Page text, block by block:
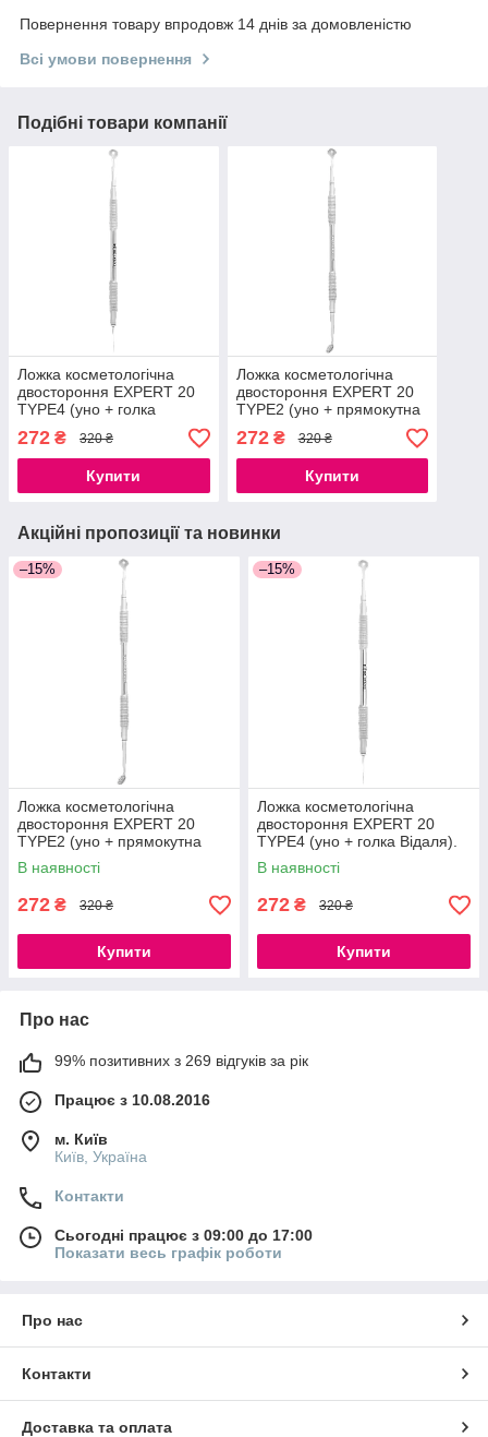
Повернення товару впродовж 14 днів за домовленістю
Всі умови повернення
Подібні товари компанії
Ложка косметологічна
двостороння EXPERT 20
TYPE4 (уно + голка
Відаля).
272 ₴ 320 ₴
Купити
Ложка косметологічна
двостороння EXPERT 20
TYPE2 (уно + прямокутна
шумівка 19 отворів).
272₴ 320 ₴
Купити
Акційні пропозиції та новинки
–15%
Ложка косметологічна
двостороння EXPERT 20
TYPE2 (уно + прямокутна
шумівка 19 отворів).
В наявності
272 ₴ 320 ₴
Купити
–15%
Ложка косметологічна
двостороння EXPERT 20
TYPE4 (уно + голка Відаля).
В наявності
272 ₴ 320 ₴
Купити
Про нас
99% позитивних з 269 відгуків за рік
Працює з 10.08.2016
м. Київ
Київ, Україна
Контакти
Сьогодні працює з 09:00 до 17:00
Показати весь графік роботи
Про нас
Контакти
Доставка та оплата